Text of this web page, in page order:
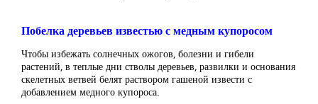
Побелка деревьев известью с медным купоросом
Чтобы избежать солнечных ожогов, болезни и гибели
растений, в теплые дни стволы деревьев, развилки и основания
скелетных ветвей белят раствором гашеной извести с
добавлением медного купороса.